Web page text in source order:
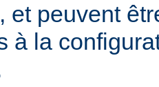
et peuvent
à la